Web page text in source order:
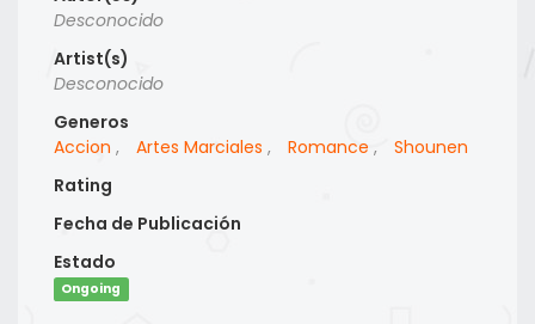
Desconocido
Artist(s)
Desconocido
Generos
Accion , Artes Marciales , Romance ,
Shounen
Rating
Fecha de Publicación
Estado
Ongoing